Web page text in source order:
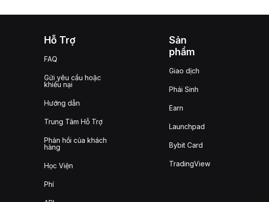
Hỗ Trợ
FAQ
Gửi yêu cầu hoặc
khiếu nại
Hướng dẫn
Trung Tâm Hỗ Trợ
Phản hồi của khách
hàng
Học Viện
Phí
Sản
phẩm
Giao dịch
Phái Sinh
Earn
Launchpad
Bybit Card
TradingView